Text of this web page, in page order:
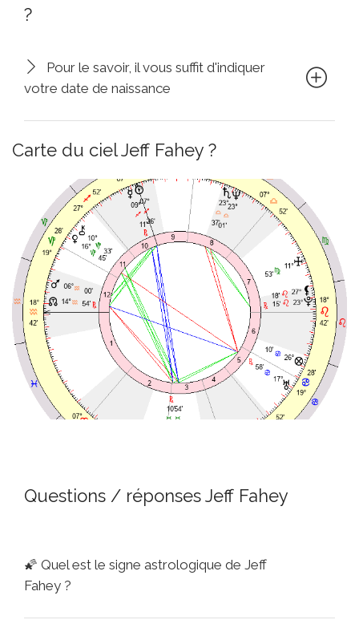
?
Pour le savoir, il vous suffit d'indiquer
votre date de naissance
Carte du ciel Jeff Fahey ?
Questions / réponses Jeff Fahey
🌠 Quel est le signe astrologique de Jeff
Fahey ?